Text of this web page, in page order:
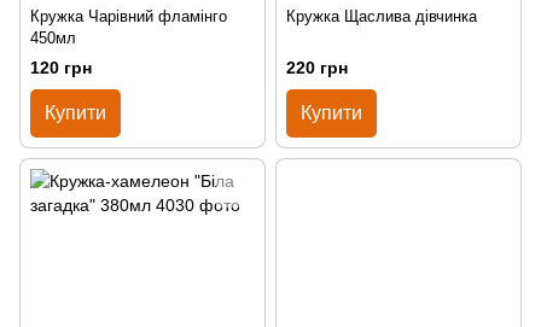
Кружка Чарівний фламінго
450мл
120 грн
Купити
Кружка Щаслива дівчинка
220 грн
Купити